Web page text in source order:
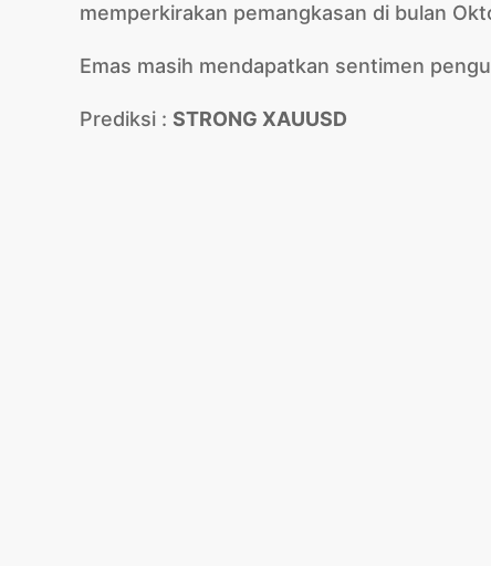
memperkirakan pemangkasan di bulan
Emas masih mendapatkan sentimen
Prediksi : STRONG XAUUSD